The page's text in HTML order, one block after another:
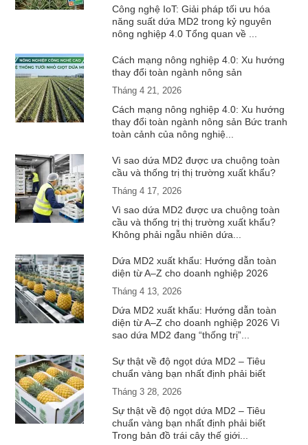
Công nghệ IoT: Giải pháp tối ưu hóa
năng suất dứa MD2 trong kỷ nguyên
nông nghiệp 4.0 Tổng quan về ...
Cách mạng nông nghiệp 4.0: Xu hướng
thay đổi toàn ngành nông sản
Tháng 4 21, 2026
Cách mạng nông nghiệp 4.0: Xu hướng
thay đổi toàn ngành nông sản Bức tranh
toàn cảnh của nông nghiệ...
Vì sao dứa MD2 được ưa chuộng toàn
cầu và thống trị thị trường xuất khẩu?
Tháng 4 17, 2026
Vì sao dứa MD2 được ưa chuộng toàn
cầu và thống trị thị trường xuất khẩu?
Không phải ngẫu nhiên dứa...
Dứa MD2 xuất khẩu: Hướng dẫn toàn
diện từ A–Z cho doanh nghiệp 2026
Tháng 4 13, 2026
Dứa MD2 xuất khẩu: Hướng dẫn toàn
diện từ A–Z cho doanh nghiệp 2026 Vì
sao dứa MD2 đang “thống trị”...
Sự thật về độ ngọt dứa MD2 – Tiêu
chuẩn vàng bạn nhất định phải biết
Tháng 3 28, 2026
Sự thật về độ ngọt dứa MD2 – Tiêu
chuẩn vàng bạn nhất định phải biết
Trong bản đồ trái cây thế giới...